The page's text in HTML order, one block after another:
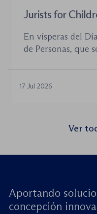
Jurists for
para combatir la
defender el
En vísperas del
de Personas, que
la World Jurist
seminario web
menores:
17 Jul 2026
Ver
Aportando
concepción